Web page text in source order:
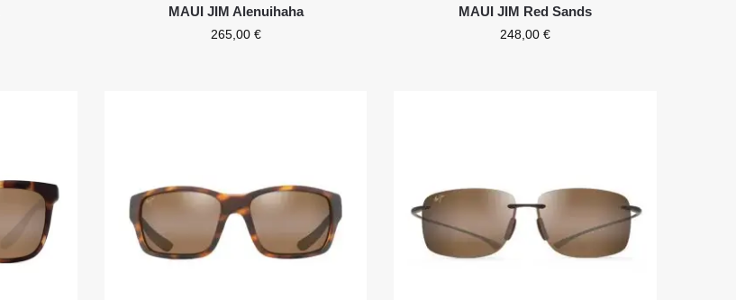
MAUI JIM Alenuihaha
265,00 €
MAUI JIM Red Sands
248,00€